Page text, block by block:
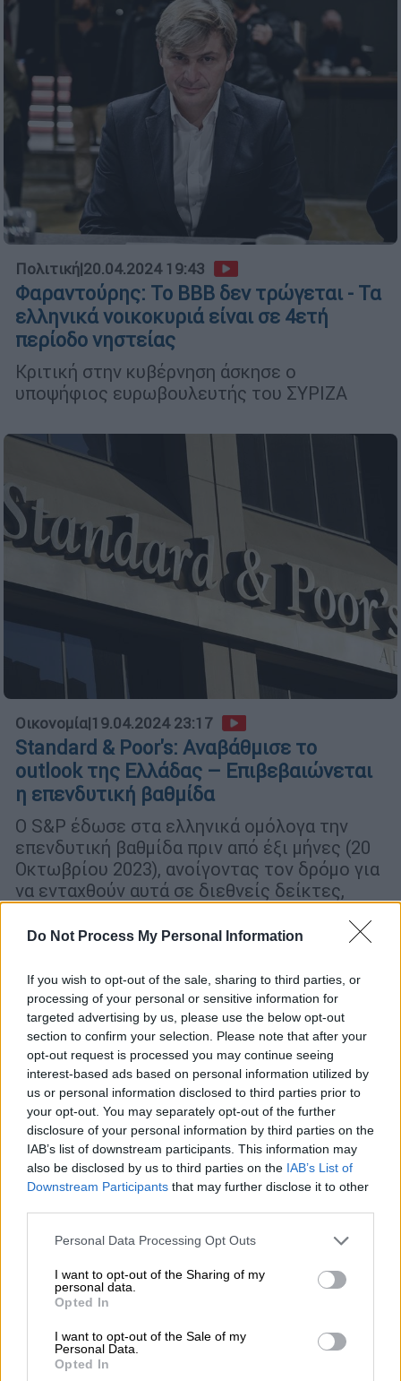
Do Not Process My Personal Information
If you wish to opt-out of the sale, sharing to third parties, or
processing of your personal or sensitive information for
targeted advertising by us, please use the below opt-out
section to confirm your selection. Please note that after your
opt-out request is processed you may continue seeing
interest-based ads based on personal information utilized by
us or personal information disclosed to third parties prior to
your opt-out. You may separately opt-out of the further
disclosure of your personal information by third parties on the
IAB’s list of downstream participants. This information may
also be disclosed by us to third parties on the IAB’s List of
Downstream Participants that may further disclose it to other
Please note that this website/app uses one or more Google
not limited to your visit or usage behaviour. You may click to
grant or deny consent to Google and its third-party tags to
use your data for below specified purposes in below Google
consent section.
Personal Data Processing Opt Outs
I want to opt-out of the Sharing of my
personal data.
Opted In
I want to opt-out of the Sale of my
Personal Data.
Opted In
Πολιτική|20.04.2024 19:43
Φαραντούρης: Το ΒΒΒ δεν τρώγεται - Τα
ελληνικά νοικοκυριά είναι σε 4ετή
περίοδο νηστείας
Κριτική στην κυβέρνηση άσκησε ο
υποψήφιος ευρωβουλευτής του ΣΥΡΙΖΑ
Οικονομία|19.04.2024 23:17
Standard & Poor's: Αναβάθμισε το
outlook της Ελλάδας – Επιβεβαιώνεται
η επενδυτική βαθμίδα
Ο S&P έδωσε στα ελληνικά ομόλογα την
επενδυτική βαθμίδα πριν από έξι μήνες (20
Οκτωβρίου 2023), ανοίγοντας τον δρόμο για
να ενταχθούν αυτά σε διεθνείς δείκτες,
τους
Παπαθανάσης στο ethnos.gr: Η
ανάκτηση επενδυτικής βαθμίδας
αποτυπώνει την αποτελεσματικότητα
της οικονομικής πολιτικής της